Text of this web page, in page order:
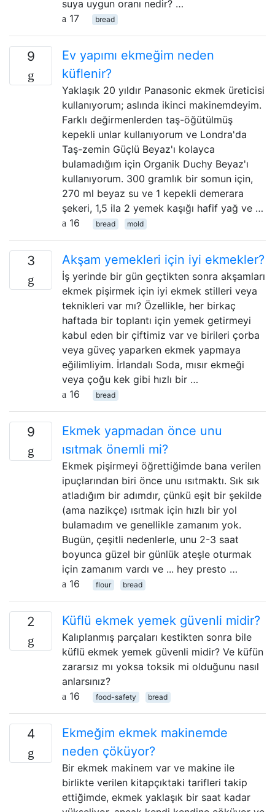
suya uygun oranı nedir? …
17
bread
9
Ev yapımı ekmeğim neden
küflenir?
Yaklaşık 20 yıldır Panasonic ekmek üreticisi
kullanıyorum; aslında ikinci makinemdeyim.
Farklı değirmenlerden taş-öğütülmüş
kepekli unlar kullanıyorum ve Londra'da
Taş-zemin Güçlü Beyaz'ı kolayca
bulamadığım için Organik Duchy Beyaz'ı
kullanıyorum. 300 gramlık bir somun için,
270 ml beyaz su ve 1 kepekli demerara
şekeri, 1,5 ila 2 yemek kaşığı hafif yağ ve …
16
bread mold
3 Akşam yemekleri için iyi ekmekler?
İş yerinde bir gün geçtikten sonra akşamları
ekmek pişirmek için iyi ekmek stilleri veya
teknikleri var mı? Özellikle, her birkaç
haftada bir toplantı için yemek getirmeyi
kabul eden bir çiftimiz var ve birileri çorba
veya güveç yaparken ekmek yapmaya
eğilimliyim. İrlandalı Soda, mısır ekmeği
veya çoğu kek gibi hızlı bir …
16
bread
9
Ekmek yapmadan önce unu
ısıtmak önemli mi?
Ekmek pişirmeyi öğrettiğimde bana verilen
ipuçlarından biri önce unu ısıtmaktı. Sık sık
atladığım bir adımdır, çünkü eşit bir şekilde
(ama nazikçe) ısıtmak için hızlı bir yol
bulamadım ve genellikle zamanım yok.
Bugün, çeşitli nedenlerle, unu 2-3 saat
boyunca güzel bir günlük ateşle oturmak
için zamanım vardı ve ... hey presto …
16
flour bread
2 Küflü ekmek yemek güvenli midir?
Kalıplanmış parçaları kestikten sonra bile
küflü ekmek yemek güvenli midir? Ve küfün
zararsız mı yoksa toksik mi olduğunu nasıl
anlarsınız?
16
food-safety bread
4
Ekmeğim ekmek makinemde
neden çöküyor?
Bir ekmek makinem var ve makine ile
birlikte verilen kitapçıktaki tarifleri takip
ettiğimde, ekmek yaklaşık bir saat kadar